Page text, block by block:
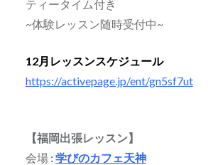
ティータイム付き
~体験レッスン随時受付中~
12月レッスンスケジュール
https://activepage.jp/ent/gn5sf7ut
【福岡出張レッスン】
会場:学びのカフェ天神